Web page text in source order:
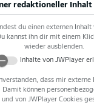
redaktioneller Inhalt
du einen externen Inhalt
kannst ihn dir mit einem
wieder ausblenden.
Inhalte von JWPlayer
dass mir externe
können
von JWPlayer Cookies